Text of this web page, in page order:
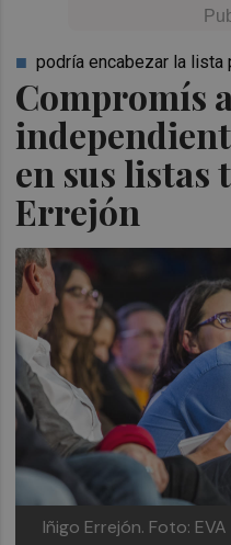
Compromís
en sus listas
Errejón
podría encabezar la lista
Iñigo Errejón. Foto: EVA